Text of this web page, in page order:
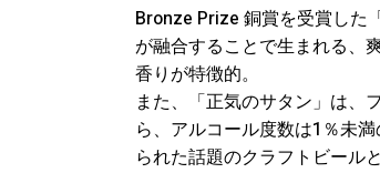
Bronze Prize 銅賞を受賞した
が融合することで生まれる、
香りが特徴的。
また、「正気のサタン」は、
ら、アルコール度数は1％未
られた話題のクラフトビール